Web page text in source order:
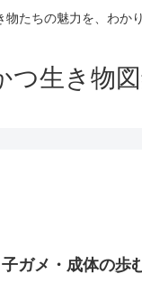
物たちの魅力を、わか
つ生き物
ガメ・成体の歩